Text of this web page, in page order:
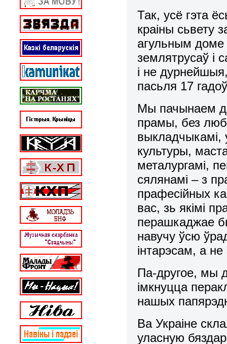
Так, усё гэта
краіны сьвету
агульным доме
землятрусаў і
і не
пасьля 17
Мы пачынаем
прамы, без
выкладчыкамі,
культуры,
металургамі,
сялянамі – з
прафесійных
вас, зь якімі
перашкаджае
навучу ўсю
інтарэсам, а
Па-другое, мы
імкнуцца
нашых
Ва Украіне
уласную